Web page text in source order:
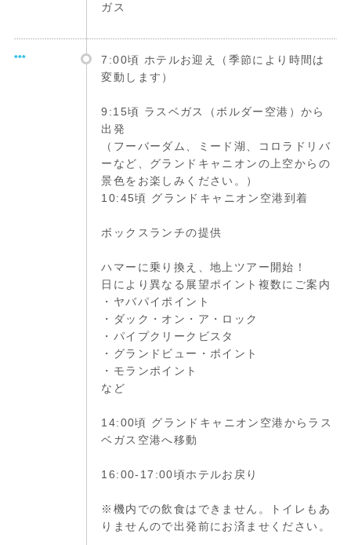
ガス
***
7:00頃 ホテルお迎え（季節により時間は
変動します）
9:15頃 ラスベガス（ボルダー空港）から
出発
（フーバーダム、ミード湖、コロラドリバ
ーなど、グランドキャニオンの上空からの
景色をお楽しみください。）
10:45頃 グランドキャニオン空港到着
ボックスランチの提供
ハマーに乗り換え、地上ツアー開始！
日により異なる展望ポイント複数にご案内
・ヤバパイポイント
・ダック・オン・ア・ロック
・パイプクリークビスタ
・グランドビュー・ポイント
・モランポイント
など
14:00頃 グランドキャニオン空港からラス
ベガス空港へ移動
16:00-17:00頃ホテルお戻り
※機内での飲食はできません。トイレもあ
りませんので出発前にお済ませください。